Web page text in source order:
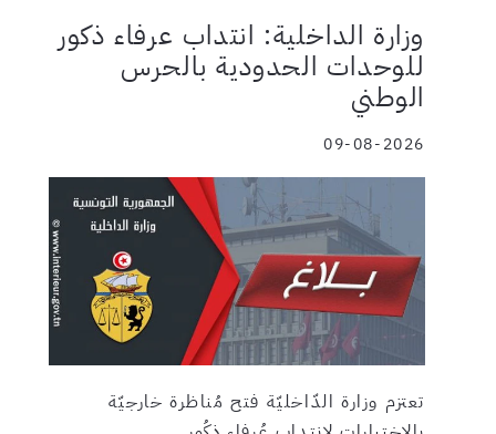
وزارة الداخلية: انتداب عرفاء ذكور
للوحدات الحدودية بالحرس
الوطني
09-08-2026
تعتزم وزارة الدّاخليّة فتح مُناظرة خارجيّة